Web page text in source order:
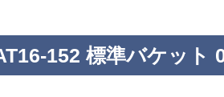
152 標準バケット